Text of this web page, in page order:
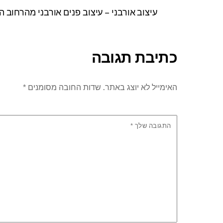
עיצוב אורבני – עיצוב פנים אורבני מהרחוב
כתיבת תגובה
האימייל לא יוצג באתר. שדות החובה מסומנים *
התגובה שלך *